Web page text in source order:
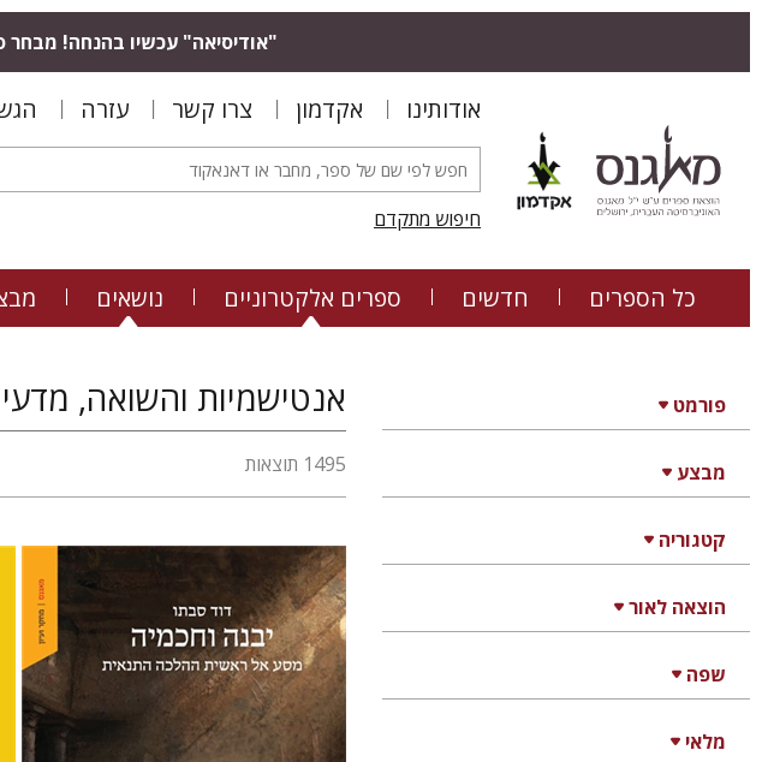
"אודיסיאה" עכשיו בהנחה! מבחר
אודותינו אקדמון צרו קשר עזרה
חיפוש מתקדם
כל הספרים חדשים ספרים אלקטרוניים נושאים
פורמט
מבצע
קטגוריה
הוצאה לאור
שפה
מלאי
אנטישמיות והשואה,
1495 תוצאות
דוד סבתו